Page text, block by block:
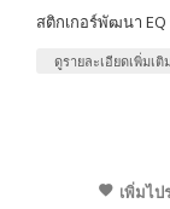
สติกเกอร์พัฒนา
ดูรายละเอียดเพิ่มเติ
เพิ่มไป